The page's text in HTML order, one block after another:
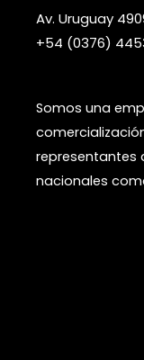
Av. Uruguay
+54 (0376)
Somos una
representantes
nacionales